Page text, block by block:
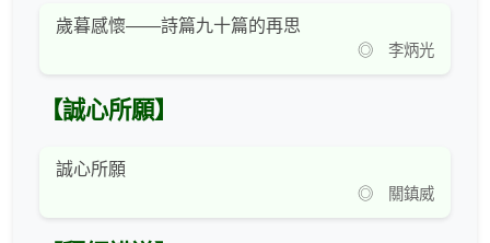
歲暮感懷——詩篇九十篇的再思
◎ 李炳光
【誠心所願】
誠心所願
◎ 關鎮威